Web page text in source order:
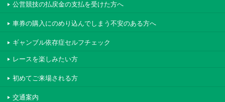
公営競技の払戻金の支払を受けた方へ
車券の購入にのめり込んでしまう不安のある方へ
ギャンブル依存症セルフチェック
レースを楽しみたい方
初めてご来場される方
交通案内